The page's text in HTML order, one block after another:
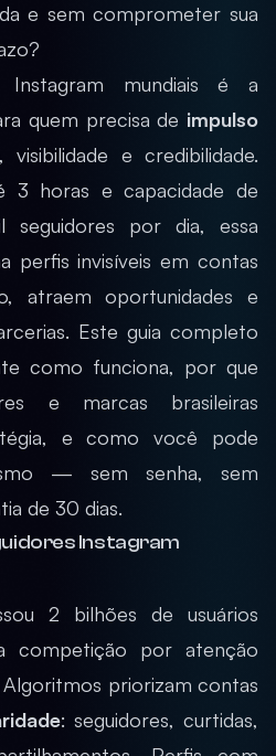
e sem comprometer sua
Instagram mundiais é a
quem precisa de impulso
visibilidade e credibilidade.
3 horas e capacidade de
seguidores por dia, essa
perfis invisíveis em contas
atraem oportunidades e
Este guia completo
como funciona, por que
e marcas brasileiras
e como você pode
— sem senha, sem
de 30 dias.
Instagram
2 bilhões de usuários
por atenção
priorizam contas
: seguidores, curtidas,